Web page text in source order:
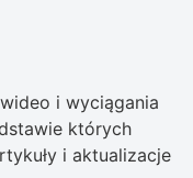
i wyciągania
których
i aktualizacje